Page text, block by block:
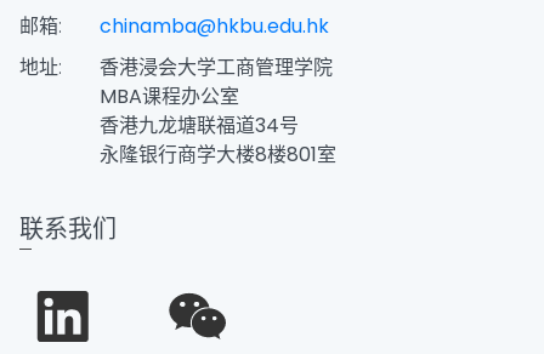
邮箱:
chinamba@hkbu.edu.hk
地址:
香港浸会大学工商管理学院
MBA课程办公室
香港九龙塘联福道34号
永隆银行商学大楼8楼801室
联系我们